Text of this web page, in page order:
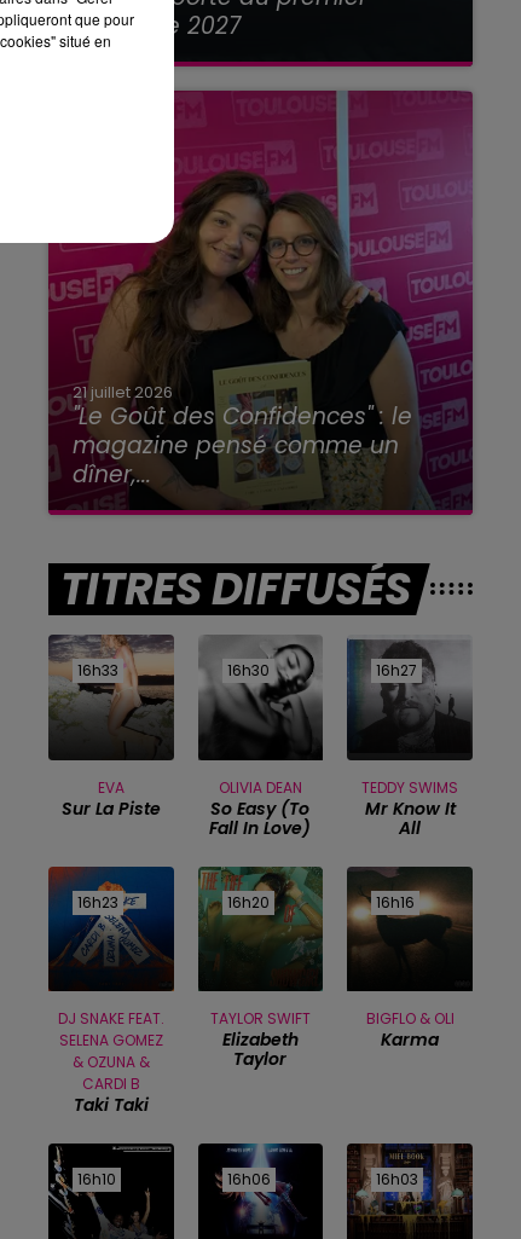
semestre 2027
21 juillet 2026
"Le Goût des Confidences" : le
magazine pensé comme un
dîner,...
TITRES DIFFUSÉS
16h33
16h33
EVA
Sur La Piste
16h30
16h30
OLIVIA DEAN
So Easy (to
Fall In Love)
16h27
16h27
TEDDY SWIMS
Mr Know It
All
16h23
16h23
DJ SNAKE FEAT.
SELENA GOMEZ
& OZUNA &
CARDI B
Taki Taki
16h20
16h20
TAYLOR SWIFT
Elizabeth
Taylor
16h16
16h16
BIGFLO & OLI
Karma
16h10
16h10 16h06
16h06 16h03
16h03
que pour
situé en